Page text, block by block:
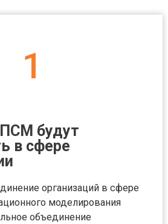
1
будут
в сфере
организаций в сфере
моделирования
объединение